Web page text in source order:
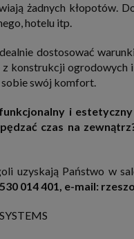
żadnych kłopotów.
hotelu itp.
dostosować
konstrukcji
swój komfort.
i
czas na
uzyskają Państwo w
014 401, e-mail: